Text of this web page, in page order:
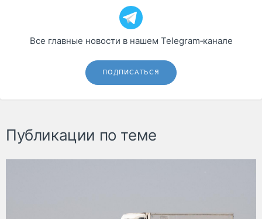
Все главные новости в нашем Telegram‑канале
ПОДПИСАТЬСЯ
Публикации по теме